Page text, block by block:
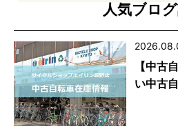
人気ブロ
【中古
い中古